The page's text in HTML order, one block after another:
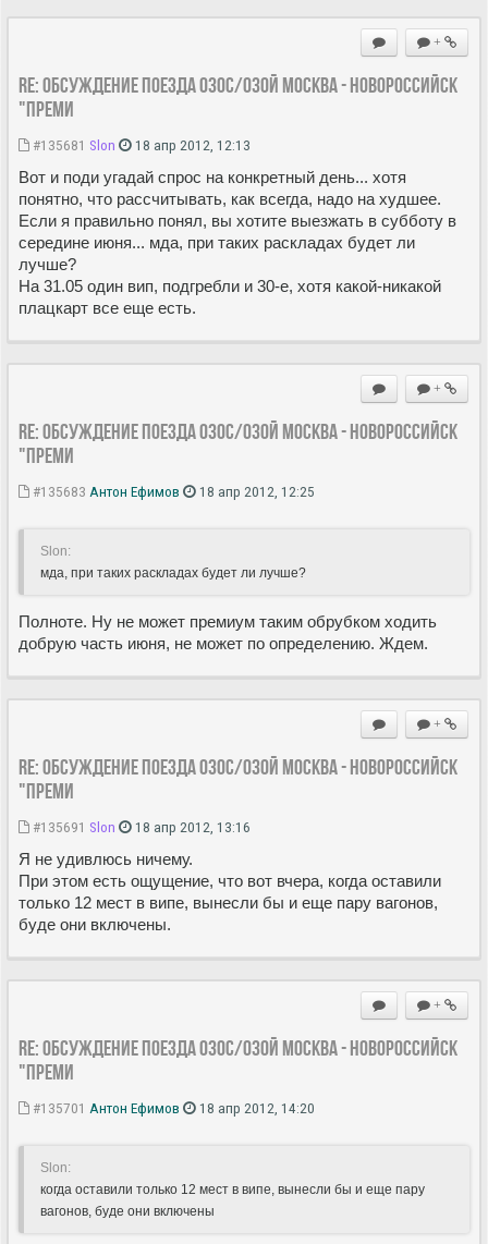
+
Re: Обсуждение поезда 030С/030Й Москва - Новороссийск
"Преми
#135681 Slon 18 апр 2012, 12:13
Вот и поди угадай спрос на конкретный день... хотя
понятно, что рассчитывать, как всегда, надо на худшее.
Если я правильно понял, вы хотите выезжать в субботу в
середине июня... мда, при таких раскладах будет ли
лучше?
На 31.05 один вип, подгребли и 30-е, хотя какой-никакой
плацкарт все еще есть.
+
Re: Обсуждение поезда 030С/030Й Москва - Новороссийск
"Преми
#135683 Антон Ефимов 18 апр 2012, 12:25
Slon:
мда, при таких раскладах будет ли лучше?
Полноте. Ну не может премиум таким обрубком ходить
добрую часть июня, не может по определению. Ждем.
+
Re: Обсуждение поезда 030С/030Й Москва - Новороссийск
"Преми
#135691 Slon 18 апр 2012, 13:16
Я не удивлюсь ничему.
При этом есть ощущение, что вот вчера, когда оставили
только 12 мест в випе, вынесли бы и еще пару вагонов,
буде они включены.
+
Re: Обсуждение поезда 030С/030Й Москва - Новороссийск
"Преми
#135701 Антон Ефимов 18 апр 2012, 14:20
Slon:
когда оставили только 12 мест в випе, вынесли бы и еще пару
вагонов, буде они включены